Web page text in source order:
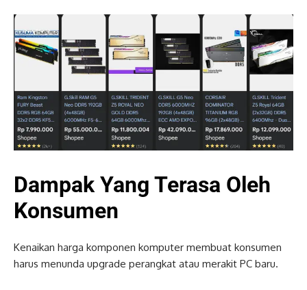
Dampak Yang Terasa Oleh
Konsumen
Kenaikan harga komponen komputer membuat konsumen
harus menunda upgrade perangkat atau merakit PC baru.